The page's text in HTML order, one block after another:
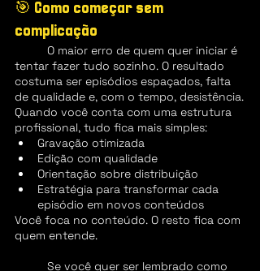
🎯 Como começar sem
complicação
tentar fazer tudo sozinho. O resultado
costuma ser episódios espaçados, falta
de qualidade e, com o tempo, desistência.
Quando você conta com uma estrutura
profissional, tudo fica mais simples:
Gravação otimizada
Edição com qualidade
Orientação sobre distribuição
Estratégia para transformar cada
episódio em novos conteúdos
Você foca no conteúdo. O resto fica com
quem entende.